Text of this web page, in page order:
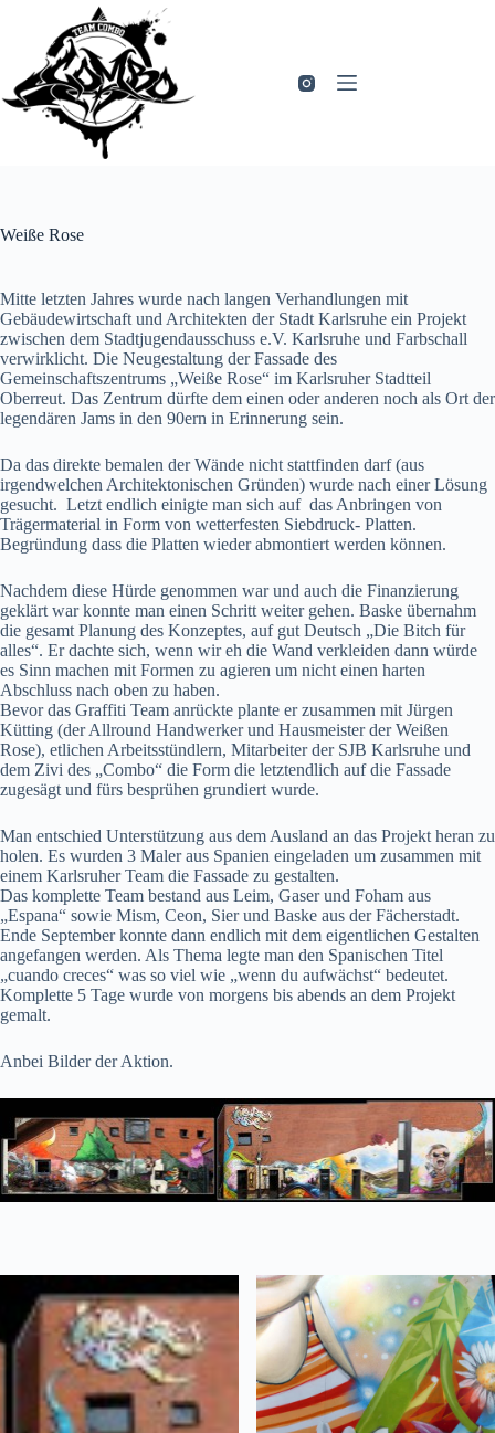
springen
Weiße Rose
Mitte letzten Jahres wurde nach langen Verhandlungen mit
Gebäudewirtschaft und Architekten der Stadt Karlsruhe ein Projekt
zwischen dem Stadtjugendausschuss e.V. Karlsruhe und Farbschall
verwirklicht. Die Neugestaltung der Fassade des
Gemeinschaftszentrums „Weiße Rose“ im Karlsruher Stadtteil
Oberreut. Das Zentrum dürfte dem einen oder anderen noch als Ort der
legendären Jams in den 90ern in Erinnerung sein.
Da das direkte bemalen der Wände nicht stattfinden darf (aus
irgendwelchen Architektonischen Gründen) wurde nach einer Lösung
gesucht. Letzt endlich einigte man sich auf das Anbringen von
Trägermaterial in Form von wetterfesten Siebdruck- Platten.
Begründung dass die Platten wieder abmontiert werden können.
Nachdem diese Hürde genommen war und auch die Finanzierung
geklärt war konnte man einen Schritt weiter gehen. Baske übernahm
die gesamt Planung des Konzeptes, auf gut Deutsch „Die Bitch für
alles“. Er dachte sich, wenn wir eh die Wand verkleiden dann würde
es Sinn machen mit Formen zu agieren um nicht einen harten
Abschluss nach oben zu haben.
Bevor das Graffiti Team anrückte plante er zusammen mit Jürgen
Kütting (der Allround Handwerker und Hausmeister der Weißen
Rose), etlichen Arbeitsstündlern, Mitarbeiter der SJB Karlsruhe und
dem Zivi des „Combo“ die Form die letztendlich auf die Fassade
zugesägt und fürs besprühen grundiert wurde.
Man entschied Unterstützung aus dem Ausland an das Projekt heran zu
holen. Es wurden 3 Maler aus Spanien eingeladen um zusammen mit
einem Karlsruher Team die Fassade zu gestalten.
Das komplette Team bestand aus Leim, Gaser und Foham aus
„Espana“ sowie Mism, Ceon, Sier und Baske aus der Fächerstadt.
Ende September konnte dann endlich mit dem eigentlichen Gestalten
angefangen werden. Als Thema legte man den Spanischen Titel
„cuando creces“ was so viel wie „wenn du aufwächst“ bedeutet.
Komplette 5 Tage wurde von morgens bis abends an dem Projekt
gemalt.
Anbei Bilder der Aktion.